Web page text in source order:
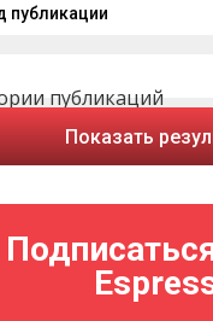
публикации
публикаций
Показать